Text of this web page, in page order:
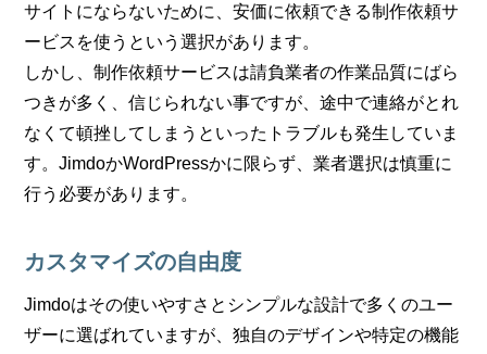
サイトにならないために、安価に依頼できる制作依頼サ
ービスを使うという選択があります。
しかし、制作依頼サービスは請負業者の作業品質にばら
つきが多く、信じられない事ですが、途中で連絡がとれ
なくて頓挫してしまうといったトラブルも発生していま
す。JimdoかWordPressかに限らず、業者選択は慎重に
行う必要があります。
カスタマイズの自由度
Jimdoはその使いやすさとシンプルな設計で多くのユー
ザーに選ばれていますが、独自のデザインや特定の機能